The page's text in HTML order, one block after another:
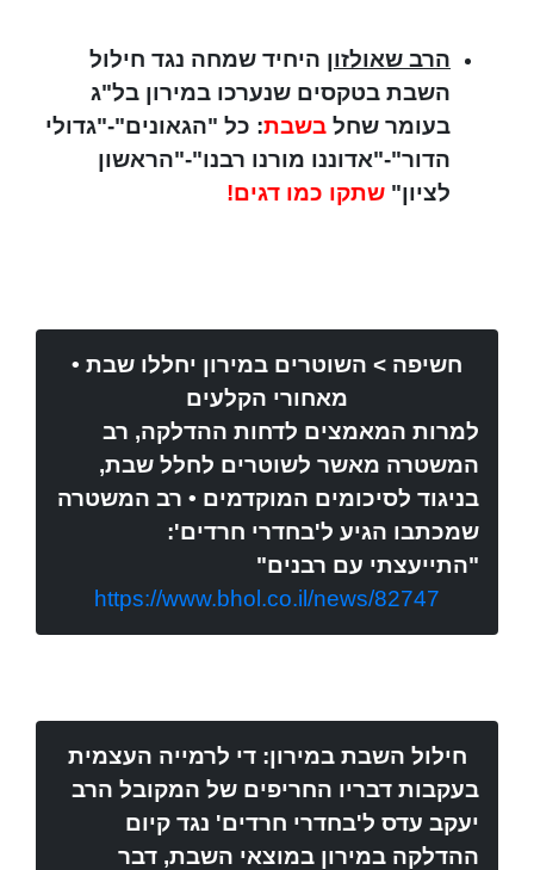
הרב שאולזון היחיד שמחה נגד חילול
השבת בטקסים שנערכו במירון בל"ג
בעומר שחל בשבת: כל "הגאונים"-"גדולי
הדור"-"אדוננו מורנו רבנו"-"הראשון
לציון" שתקו כמו דגים!
חשיפה > השוטרים במירון יחללו שבת •
מאחורי הקלעים
למרות המאמצים לדחות ההדלקה, רב
המשטרה מאשר לשוטרים לחלל שבת,
בניגוד לסיכומים המוקדמים • רב המשטרה
שמכתבו הגיע ל'בחדרי חרדים':
"התייעצתי עם רבנים"
https://www.bhol.co.il/news/82747
חילול השבת במירון: די לרמייה העצמית
בעקבות דבריו החריפים של המקובל הרב
יעקב עדס ל'בחדרי חרדים' נגד קיום
ההדלקה במירון במוצאי השבת, דבר